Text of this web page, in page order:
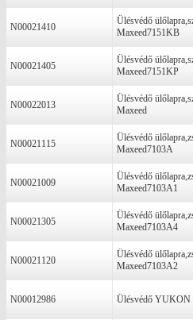
N00021410
Ülésvédő
Maxeed7151KB
N00021405
Ülésvédő
Maxeed7151KP
N00022013
Ülésvédő
Maxeed
N00021115
Ülésvédő
Maxeed7103A
N00021009
Ülésvédő
Maxeed7103A1
N00021305
Ülésvédő
Maxeed7103A4
N00021120
Ülésvédő
Maxeed7103A2
N00012986 Ülésvédő YUKON